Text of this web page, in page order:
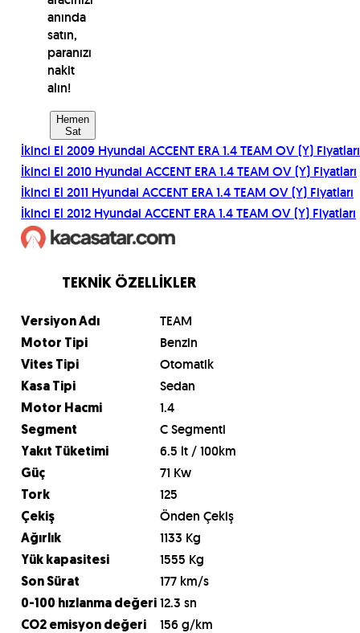
anında
satın,
paranızı
nakit
alın!
Hemen
Sat
İkinci El 2009 Hyundai ACCENT ERA 1.4 TEAM OV (Y) Fiyatları
İkinci El 2010 Hyundai ACCENT ERA 1.4 TEAM OV (Y) Fiyatları
İkinci El 2011 Hyundai ACCENT ERA 1.4 TEAM OV (Y) Fiyatları
İkinci El 2012 Hyundai ACCENT ERA 1.4 TEAM OV (Y) Fiyatları
TEKNİK ÖZELLİKLER
Versiyon Adı TEAM
Motor Tipi Benzin
Vites Tipi Otomatik
Kasa Tipi Sedan
Motor Hacmi 1.4
Segment C Segmenti
Yakıt Tüketimi 6.5 lt / 100km
Güç 71 Kw
Tork 125
Çekiş Önden Çekiş
Ağırlık 1133 Kg
Yük kapasitesi 1555 Kg
Son Sürat 177 km/s
0-100 hızlanma değeri 12.3 sn
CO2 emisyon değeri 156 g/km